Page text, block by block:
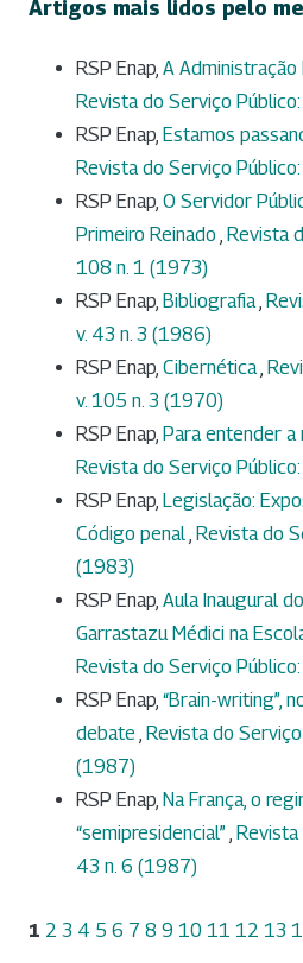
Artigos mais lidos pelo
RSP Enap, A
Revista do Serviço
RSP Enap, Estamos
Revista do Serviço
RSP Enap, O Servidor
Primeiro Reinado , Revista
108 n. 1 (1973)
RSP Enap, Bibliografia,
v. 43 n. 3 (1986)
RSP Enap, Cibernética,
v. 105 n. 3 (1970)
RSP Enap, Para entender
Revista do Serviço
RSP Enap, Legislação:
Código penal, Revista do
(1983)
RSP Enap, Aula Inaugural
Garrastazu Médici na
Revista do Serviço
RSP Enap, “Brain-writing”,
debate , Revista do
(1987)
RSP Enap, Na França, o
“semipresidencial” ,
43 n. 6 (1987)
1 2 3 4 5 6 7 8 9 10 11 12 13